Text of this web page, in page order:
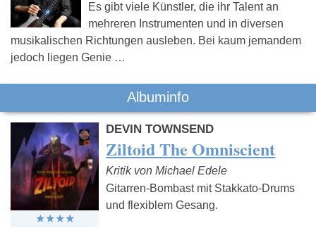
Es gibt viele Künstler, die ihr Talent an
mehreren Instrumenten und in diversen
musikalischen Richtungen ausleben. Bei kaum jemandem
jedoch liegen Genie …
Albuminfo
DEVIN TOWNSEND
Ziltoid The Omniscient
Kritik von Michael Edele
Gitarren-Bombast mit Stakkato-Drums
und flexiblem Gesang.